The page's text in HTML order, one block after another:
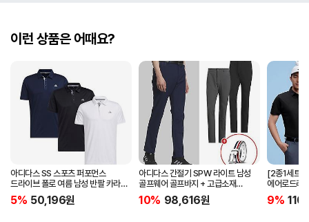
이런 상품은 어때요?
아디다스 SS 스포츠 퍼포먼스
드라이브 폴로 여름 남성 반팔 카라
티셔츠 IA5447 IA5448 IA5446
5% 50,196원
아디다스 간절기 SPW 라이트 남성
골프웨어 골프바지 + 고급소재
삼선패턴 골프벨트 세트
10% 98,616원
[2종1세트]
에어로드라
남자 골프
JG1313
9%